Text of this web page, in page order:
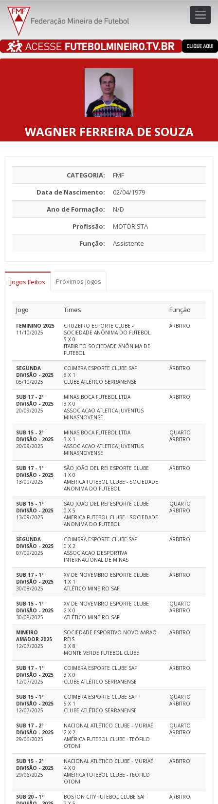
WAGNER FERREIRA DE SOUZA
CATEGORIA:
FMF
Data de Nascimento:
02/04/1979
Ano de Formação:
N/D
Profissão:
MOTORISTA
Função:
Assistente
Jogos Feitos Próximos Jogos
Jogo Times Função
FEMININO 2025
11/10/2025
CRUZEIRO ESPORTE CLUBE -
SOCIEDADE ANÔNIMA DO FUTEBOL
5 X 0
ITABIRITO SOCIEDADE ANÔNIMA DE
FUTEBOL
ÁRBITRO
SEGUNDA
DIVISÃO - 2025
05/10/2025
COIMBRA ESPORTE CLUBE SAF
6 X 1
CLUBE ATLÉTICO SERRANENSE
ÁRBITRO
SUB 17 - 2ª
DIVISÃO - 2025
20/09/2025
MINAS BOCA FUTEBOL LTDA
3 X 0
ASSOCIACAO ATLETICA JUVENTUS
MINASNOVENSE
ÁRBITRO
SUB 15 - 2ª
DIVISÃO - 2025
20/09/2025
MINAS BOCA FUTEBOL LTDA
3 X 1
ASSOCIACAO ATLETICA JUVENTUS
MINASNOVENSE
QUARTO
ÁRBITRO
SUB 17 - 1ª
DIVISÃO - 2025
13/09/2025
SÃO JOÃO DEL REI ESPORTE CLUBE
1 X 0
AMERICA FUTEBOL CLUBE - SOCIEDADE
ANONIMA DO FUTEBOL
ÁRBITRO
SUB 15 - 1ª
DIVISÃO - 2025
13/09/2025
SÃO JOÃO DEL REI ESPORTE CLUBE
0 X 5
AMERICA FUTEBOL CLUBE - SOCIEDADE
ANONIMA DO FUTEBOL
QUARTO
ÁRBITRO
SEGUNDA
DIVISÃO - 2025
07/09/2025
COIMBRA ESPORTE CLUBE SAF
0 X 2
ASSOCIACAO DESPORTIVA
INTERNACIONAL DE MINAS
ÁRBITRO
SUB 17 - 1ª
DIVISÃO - 2025
30/08/2025
XV DE NOVEMBRO ESPORTE CLUBE
1 X 1
ATLÉTICO MINEIRO SAF
ÁRBITRO
SUB 15 - 1ª
DIVISÃO - 2025
30/08/2025
XV DE NOVEMBRO ESPORTE CLUBE
2 X 0
ATLÉTICO MINEIRO SAF
QUARTO
ÁRBITRO
MINEIRO
AMADOR 2025
12/07/2025
SOCIEDADE ESPORTIVO NOVO AARAO
REIS
3 X 8
MONTE VERDE FUTEBOL CLUBE
ÁRBITRO
SUB 17 - 1ª
DIVISÃO - 2025
12/07/2025
COIMBRA ESPORTE CLUBE SAF
3 X 0
CLUBE ATLÉTICO SERRANENSE
ÁRBITRO
SUB 15 - 1ª
DIVISÃO - 2025
12/07/2025
COIMBRA ESPORTE CLUBE SAF
5 X 1
CLUBE ATLÉTICO SERRANENSE
QUARTO
ÁRBITRO
SUB 17 - 2ª
DIVISÃO - 2025
29/06/2025
NACIONAL ATLÉTICO CLUBE - MURIAÉ
2 X 2
AMÉRICA FUTEBOL CLUBE - TEÓFILO
OTONI
QUARTO
ÁRBITRO
SUB 15 - 2ª
DIVISÃO - 2025
29/06/2025
NACIONAL ATLÉTICO CLUBE - MURIAÉ
4 X 0
AMÉRICA FUTEBOL CLUBE - TEÓFILO
OTONI
ÁRBITRO
SUB 20 - 1ª
BOSTON CITY FUTEBOL CLUBE SAF
ÁRBITRO